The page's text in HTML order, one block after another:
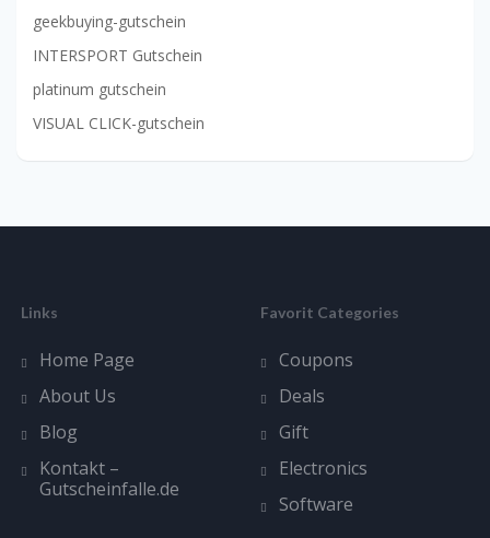
geekbuying-gutschein
INTERSPORT Gutschein
platinum gutschein
VISUAL CLICK-gutschein
Links
Home Page
About Us
Blog
Kontakt –
Gutscheinfalle.de
Favorit Categories
Coupons
Deals
Gift
Electronics
Software